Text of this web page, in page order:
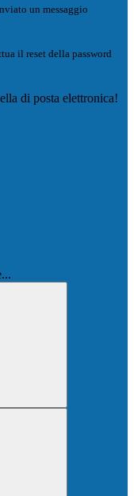
un messaggio
il reset della password
di posta elettronica!